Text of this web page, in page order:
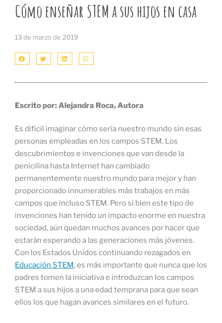
Cómo enseñar STEM a sus hijos en casa
13 de marzo de 2019
Escrito por: Alejandra Roca, Autora
Es difícil imaginar cómo sería nuestro mundo sin esas
personas empleadas en los campos STEM. Los
descubrimientos e invenciones que van desde la
penicilina hasta Internet han cambiado
permanentemente nuestro mundo para mejor y han
proporcionado innumerables más trabajos en más
campos que incluso STEM. Pero si bien este tipo de
invenciones han tenido un impacto enorme en nuestra
sociedad, aún quedan muchos avances por hacer que
estarán esperando a las generaciones más jóvenes.
Con los Estados Unidos continuando rezagados en
Educación STEM, es más importante que nunca que los
padres tomen la iniciativa e introduzcan los campos
STEM a sus hijos a una edad temprana para que sean
ellos los que hagan avances similares en el futuro.